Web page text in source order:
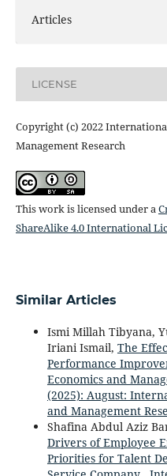
Articles
LICENSE
Copyright (c) 2022
Management Research
This work is licensed under a
ShareAlike 4.0 International
Similar Articles
Ismi Millah Tibyana,
Iriani Ismail, The
Performance
Economics and
(2025): August:
and Management
Shafina Abdul Aziz
Drivers of Employee
Priorities for Talent